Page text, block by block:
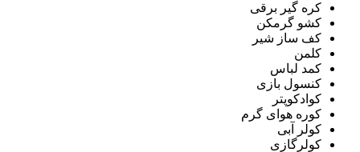
کره گیر برقی
کشو گرمکن
کف ساز شیر
کلمن
کمد لباس
کنسول بازی
کوادکوپتر
کوره هوای گرم
کولر آبی
کولرگازی